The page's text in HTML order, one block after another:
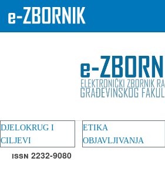
DJELOKRUG I
CILJEVI
ETIKA
OBJAVLJIVANJA
ISSN 2232-9080